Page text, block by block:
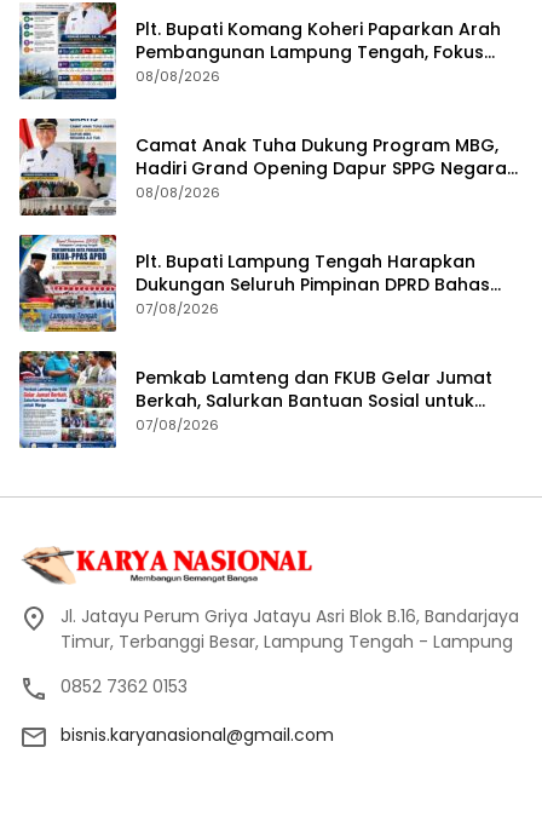
Plt. Bupati Komang Koheri Paparkan Arah
Pembangunan Lampung Tengah, Fokus
pada SDM, Ekonomi, Infrastruktur dan
08/08/2026
Camat Anak Tuha Dukung Program MBG,
Hadiri Grand Opening Dapur SPPG Negara
Aji Tua Lampung Tengah
08/08/2026
Plt. Bupati Lampung Tengah Harapkan
Dukungan Seluruh Pimpinan DPRD Bahas
RKUA-PPAS APBD Tahun 2027
07/08/2026
Pemkab Lamteng dan FKUB Gelar Jumat
Berkah, Salurkan Bantuan Sosial untuk
Warga
07/08/2026
Jl. Jatayu Perum Griya Jatayu Asri Blok B.16, Bandarjaya
Timur, Terbanggi Besar, Lampung Tengah - Lampung
0852 7362 0153
bisnis.karyanasional@gmail.com